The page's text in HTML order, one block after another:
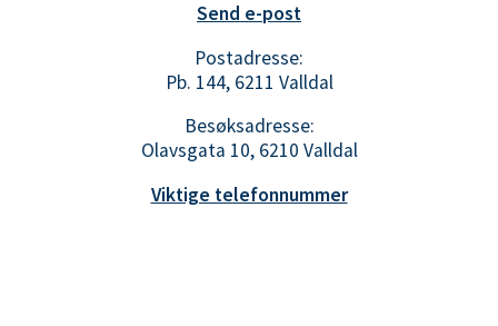
Send e-post
Postadresse:
Pb. 144, 6211 Valldal
Besøksadresse:
Olavsgata 10, 6210 Valldal
Viktige telefonnummer